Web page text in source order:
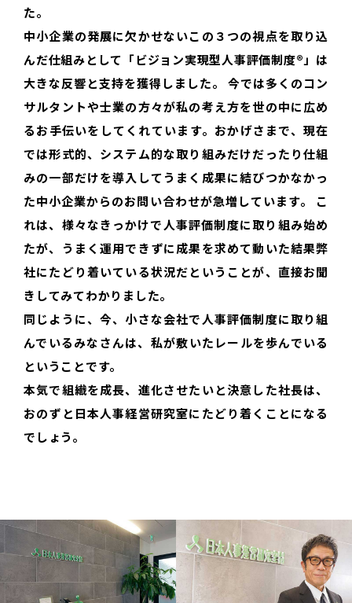
た。
中小企業の発展に欠かせないこの３つの視点を取り込
んだ仕組みとして「ビジョン実現型人事評価制度®」は
大きな反響と支持を獲得しました。 今では多くのコン
サルタントや士業の方々が私の考え方を世の中に広め
るお手伝いをしてくれています。おかげさまで、現在
では形式的、システム的な取り組みだけだったり仕組
みの一部だけを導入してうまく成果に結びつかなかっ
た中小企業からのお問い合わせが急増しています。 こ
れは、様々なきっかけで人事評価制度に取り組み始め
たが、うまく運用できずに成果を求めて動いた結果弊
社にたどり着いている状況だということが、直接お聞
きしてみてわかりました。
同じように、今、小さな会社で人事評価制度に取り組
んでいるみなさんは、私が敷いたレールを歩んでいる
ということです。
本気で組織を成長、進化させたいと決意した社長は、
おのずと日本人事経営研究室にたどり着くことになる
でしょう。